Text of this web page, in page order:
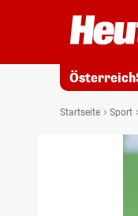
Österreich
Startseite Sport